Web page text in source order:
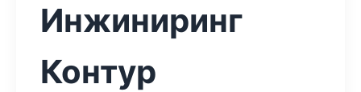
Инжиниринг
Контур